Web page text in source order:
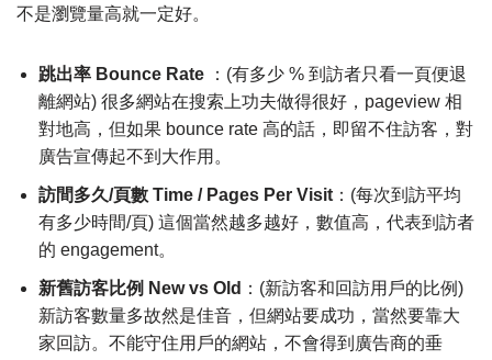
不是瀏覽量高就一定好。
跳出率 Bounce Rate ：(有多少 % 到訪者只看一頁便退
離網站) 很多網站在搜索上功夫做得很好，pageview 相
對地高，但如果 bounce rate 高的話，即留不住訪客，對
廣告宣傳起不到大作用。
訪間多久/頁數 Time / Pages Per Visit ：(每次到訪平均
有多少時間/頁) 這個當然越多越好，數值高，代表到訪者
的 engagement。
新舊訪客比例 New vs Old ：(新訪客和回訪用戶的比例)
新訪客數量多故然是佳音，但網站要成功，當然要靠大
家回訪。不能守住用戶的網站，不會得到廣告商的垂